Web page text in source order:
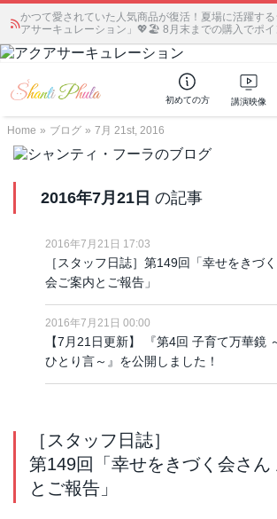
かつて愛されていた人気商品が復活！夏場に活躍す
アサーキュレーション」💖🏖️ 8月末までの購入でポイ
初めての方 講演映像
Home » ブログ » 7月 21st, 2016
2016年7月21日 の記事
2016年7月21日 17:03
［スタッフ日誌］第149回「幸せをきづ
会ご案内とご報告」
2016年7月21日 00:00
【7月21日更新】 『第4回 子育て万華鏡
ひとり言～』を公開しました！
［スタッフ日誌］
第149回「幸せをきづく会さん
とご報告」